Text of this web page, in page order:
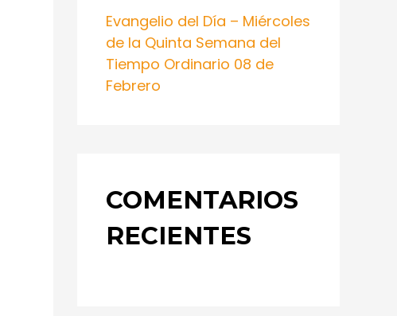
Evangelio del Día – Miércoles
de la Quinta Semana del
Tiempo Ordinario 08 de
Febrero
COMENTARIOS
RECIENTES